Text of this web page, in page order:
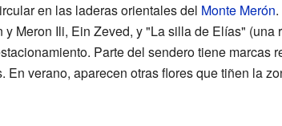
en las laderas orientales del Monte Merón
y Meron Ili, Ein Zeved, y "La silla de Elías"
Parte del sendero tiene marcas
En verano, aparecen otras flores que tiñen la